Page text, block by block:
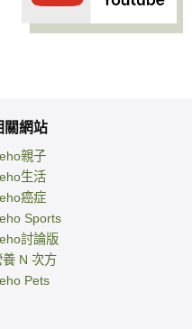
關網站
親子
生活
癌症
Sports
討論版
養 N 次方
Pets